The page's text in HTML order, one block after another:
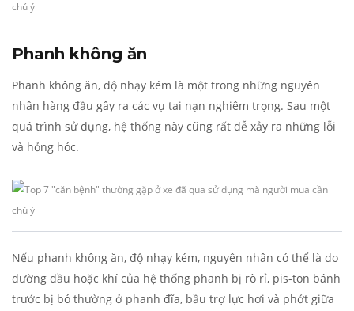
Phanh không ăn
Phanh không ăn, độ nhạy kém là một trong những nguyên
nhân hàng đầu gây ra các vụ tai nạn nghiêm trọng. Sau một
quá trình sử dụng, hệ thống này cũng rất dễ xảy ra những lỗi
và hỏng hóc.
Nếu phanh không ăn, độ nhạy kém, nguyên nhân có thể là do
đường dầu hoặc khí của hệ thống phanh bị rò rỉ, pis-ton bánh
trước bị bó thường ở phanh đĩa, bầu trợ lực hơi và phớt giữa